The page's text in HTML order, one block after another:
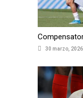
30 marzo, 2026